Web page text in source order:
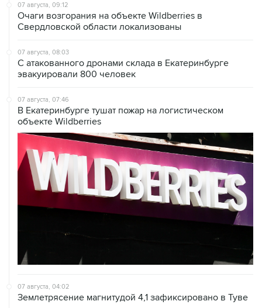
07 августа, 09:12
Очаги возгорания на объекте Wildberries в
Свердловской области локализованы
07 августа, 08:03
С атакованного дронами склада в Екатеринбурге
эвакуировали 800 человек
07 августа, 07:46
В Екатеринбурге тушат пожар на логистическом
объекте Wildberries
07 августа, 04:02
Землетрясение магнитудой 4,1 зафиксировано в Туве